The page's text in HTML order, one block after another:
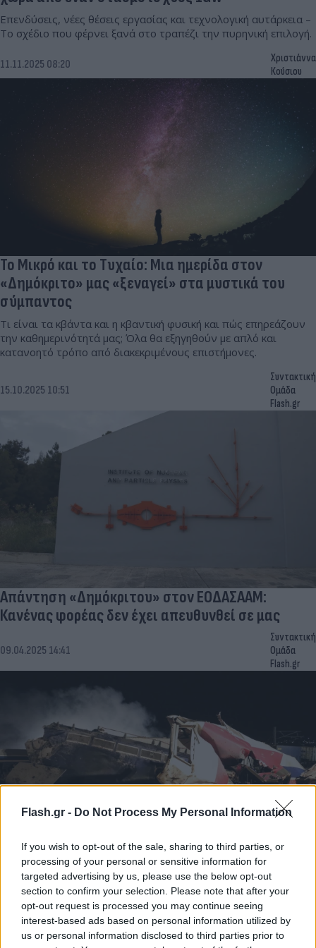
Flash.gr - Do Not Process My Personal Information
If you wish to opt-out of the sale, sharing to third parties, or
processing of your personal or sensitive information for
targeted advertising by us, please use the below opt-out
section to confirm your selection. Please note that after your
opt-out request is processed you may continue seeing
interest-based ads based on personal information utilized by
us or personal information disclosed to third parties prior to
Επενδύσεις, νέες θέσεις εργασίας και τεχνολογική αυτάρκεια –
Το σχέδιο που φέρνει ξανά στο τραπέζι την πυρηνική επιλογή.
11.11.2025 08:20
Χριστιάννα
Κούσιου
Το Μικρό και το Τυχαίο: Μια ημερίδα στον
«Δημόκριτο» μας «ξεναγεί» στα μυστικά του
σύμπαντος
Τι είναι τα κβάντα και η κβαντική φυσική και πώς επηρεάζουν
την καθημερινότητά μας; Όλα θα εξηγηθούν με απλό και
κατανοητό τρόπο από διακεκριμένους επιστήμονες.
15.10.2025 10:51
Συντακτική
Ομάδα
Flash.gr
Απάντηση «Δημόκριτου» στον ΕΟΔΑΣΑΑΜ:
Κανένας φορέας δεν έχει απευθυνθεί σε μας
09.04.2025 14:41
Συντακτική
Ομάδα
Flash.gr
Σύγχυση και αμφισβητήσεις στον ΕΟΔΑΣΑΑΜ
μετά τις καταγγελίες Παπαδημητρίου για την
έρευνα στα Τέμπη
Τεκμηρίωση για τη σύγκρουση και όχι έρευνα για την
πυρόσφαιρα, αποτελεί το επίμαχο πόρισμα του ΕΟΔΑΣΑΑΜ
που προκάλεσε σφοδρές αντιδράσεις, σύμφωνα με ενημέρωση